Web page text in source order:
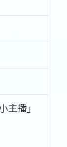
播」